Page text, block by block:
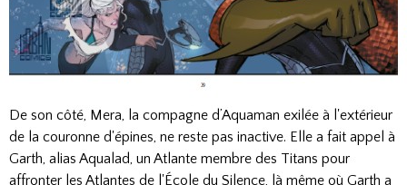
De son côté, Mera, la compagne d’Aquaman exilée à l'extérieur
de la couronne d'épines, ne reste pas inactive. Elle a fait appel à
Garth, alias Aqualad, un Atlante membre des Titans pour
affronter les Atlantes de l'École du Silence, là même où Garth a